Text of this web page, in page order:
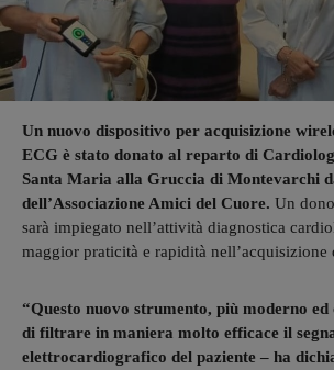
Un nuovo dispositivo per acquisizione
ECG è stato donato al reparto di
Santa Maria alla Gruccia di Montevarchi
dell’Associazione Amici del Cuore. Un
sarà impiegato nell’attività diagnostica
maggior praticità e rapidità nell’acquisizione
“Questo nuovo strumento, più moderno ed
di filtrare in maniera molto efficace il
elettrocardiografico del paziente – ha